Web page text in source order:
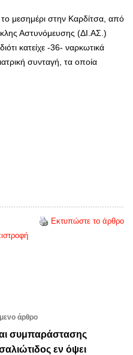
μεσημέρι στην Καρδίτσα, από
Αστυνόμευσης (ΔΙ.ΑΣ.)
κατείχε -36- ναρκωτικά
συνταγή, τα οποία
Εκτυπώστε το άρθρο
άρθρο
συμπαράστασης
εν όψει